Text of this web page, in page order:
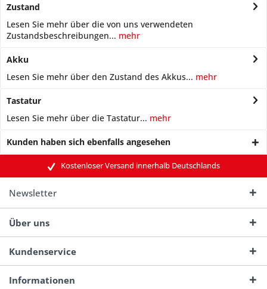
Zustand
Lesen Sie mehr über die von uns verwendeten
Zustandsbeschreibungen... mehr
Akku
Lesen Sie mehr über den Zustand des Akkus... mehr
Tastatur
Lesen Sie mehr über die Tastatur... mehr
Kunden haben sich ebenfalls angesehen
Kostenloser Versand innerhalb Deutschlands
Newsletter
Über uns
Kundenservice
Informationen